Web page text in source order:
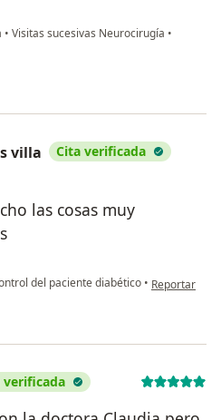
• Visitas sucesivas Neurocirugía •
villa Cita verificada
las cosas muy
del paciente diabético • en opinión
Reportar
verificada